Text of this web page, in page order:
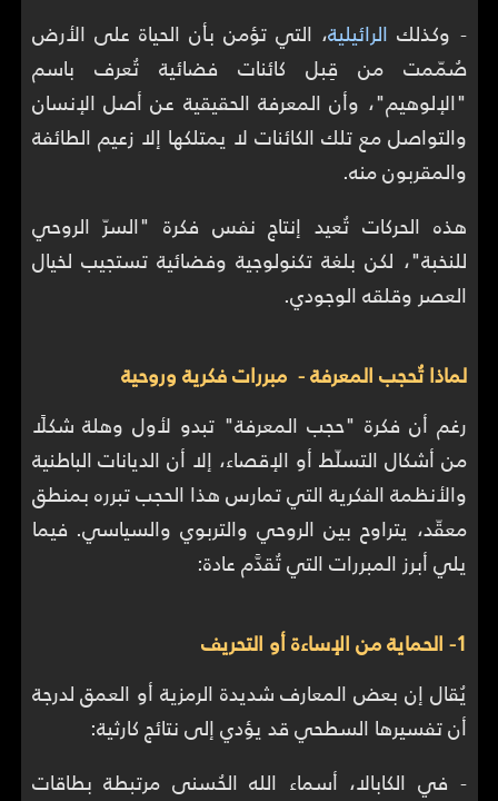
- وكذلك الرائيلية، التي تؤمن بأن الحياة على الأرض
صُمّمت من قِبل كائنات فضائية تُعرف باسم
"الإلوهيم"، وأن المعرفة الحقيقية عن أصل الإنسان
والتواصل مع تلك الكائنات لا يمتلكها إلا زعيم الطائفة
والمقربون منه.
هذه الحركات تُعيد إنتاج نفس فكرة "السرّ الروحي
للنخبة"، لكن بلغة تكنولوجية وفضائية تستجيب لخيال
العصر وقلقه الوجودي.
لماذا تُحجب المعرفة - مبررات فكرية وروحية
رغم أن فكرة "حجب المعرفة" تبدو لأول وهلة شكلًا
من أشكال التسلّط أو الإقصاء، إلا أن الديانات الباطنية
والأنظمة الفكرية التي تمارس هذا الحجب تبرره بمنطق
معقّد، يتراوح بين الروحي والتربوي والسياسي. فيما
يلي أبرز المبررات التي تُقدَّم عادة:
1- الحماية من الإساءة أو التحريف
يُقال إن بعض المعارف شديدة الرمزية أو العمق لدرجة
أن تفسيرها السطحي قد يؤدي إلى نتائج كارثية:
- في الكابالا، أسماء الله الحُسنى مرتبطة بطاقات